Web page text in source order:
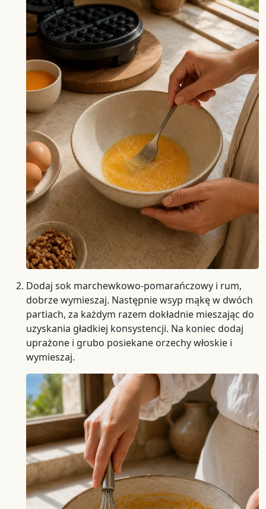
Dodaj sok marchewkowo-pomarańczowy i rum,
dobrze wymieszaj. Następnie wsyp mąkę w dwóch
partiach, za każdym razem dokładnie mieszając do
uzyskania gładkiej konsystencji. Na koniec dodaj
uprażone i grubo posiekane orzechy włoskie i
wymieszaj.